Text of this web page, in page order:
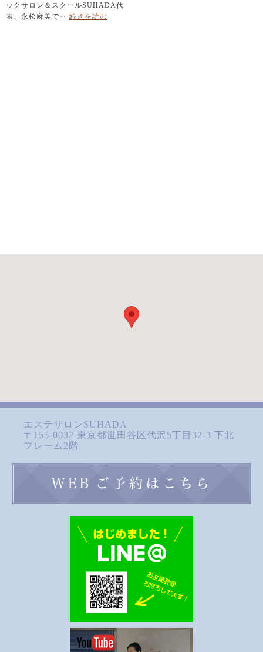
るべき「たった一つの力」
ックサロン＆スクールSUHADA代
表、永松麻美で‥ 続きを読む
エステサロンSUHADA
〒155-0032 東京都世田谷区代沢5丁目32-3 下北
フレーム2階